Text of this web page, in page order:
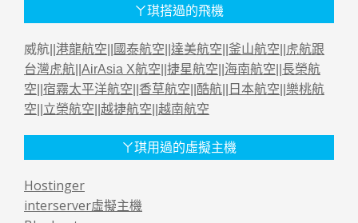
ㄚ琪搭過的飛機
威航|| 港龍航空 國泰航空 達美航空 釜山航空
虎航跟
台灣虎航 AirAsia X航空 捷星航空 海南航空 長榮航
空 宿霧太平洋航空 香草航空 酷航 日本航空 樂桃航
空 立榮航空 越捷航空 越南航空
ㄚ琪用過的虛擬主機
Hostinger
interserver虛擬主機